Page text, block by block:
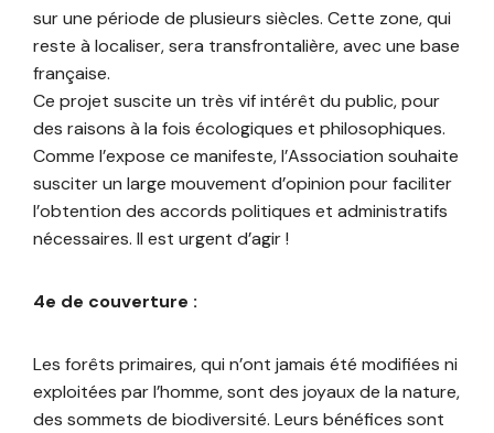
sur une période de plusieurs siècles. Cette zone, qui
reste à localiser, sera transfrontalière, avec une base
française.
Ce projet suscite un très vif intérêt du public, pour
des raisons à la fois écologiques et philosophiques.
Comme l’expose ce manifeste, l’Association souhaite
susciter un large mouvement d’opinion pour faciliter
l’obtention des accords politiques et administratifs
nécessaires. Il est urgent d’agir !
4e de couverture :
Les forêts primaires, qui n’ont jamais été modifiées ni
exploitées par l’homme, sont des joyaux de la nature,
des sommets de biodiversité. Leurs bénéfices sont